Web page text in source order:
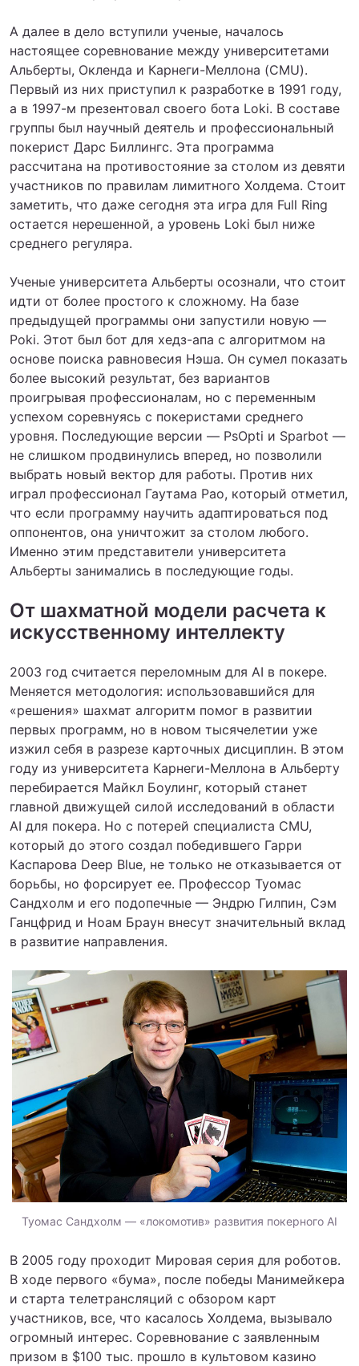
А далее в дело вступили ученые, началось
настоящее соревнование между университетами
Альберты, Окленда и Карнеги-Меллона (CMU).
Первый из них приступил к разработке в 1991 году,
а в 1997-м презентовал своего бота Loki. В составе
группы был научный деятель и профессиональный
покерист Дарс Биллингс. Эта программа
рассчитана на противостояние за столом из девяти
участников по правилам лимитного Холдема. Стоит
заметить, что даже сегодня эта игра для Full Ring
остается нерешенной, а уровень Loki был ниже
среднего регуляра.
Ученые университета Альберты осознали, что стоит
идти от более простого к сложному. На базе
предыдущей программы они запустили новую —
Poki. Этот был бот для хедз-апа с алгоритмом на
основе поиска равновесия Нэша. Он сумел показать
более высокий результат, без вариантов
проигрывая профессионалам, но с переменным
успехом соревнуясь с покеристами среднего
уровня. Последующие версии — PsOpti и Sparbot —
не слишком продвинулись вперед, но позволили
выбрать новый вектор для работы. Против них
играл профессионал Гаутама Рао, который отметил,
что если программу научить адаптироваться под
оппонентов, она уничтожит за столом любого.
Именно этим представители университета
Альберты занимались в последующие годы.
От шахматной модели расчета к
искусственному интеллекту
2003 год считается переломным для AI в покере.
Меняется методология: использовавшийся для
«решения» шахмат алгоритм помог в развитии
первых программ, но в новом тысячелетии уже
изжил себя в разрезе карточных дисциплин. В этом
году из университета Карнеги-Меллона в Альберту
перебирается Майкл Боулинг, который станет
главной движущей силой исследований в области
AI для покера. Но с потерей специалиста CMU,
который до этого создал победившего Гарри
Каспарова Deep Blue, не только не отказывается от
борьбы, но форсирует ее. Профессор Туомас
Сандхолм и его подопечные — Эндрю Гилпин, Сэм
Ганцфрид и Ноам Браун внесут значительный вклад
в развитие направления.
Туомас Сандхолм — «локомотив» развития покерного AI
В 2005 году проходит Мировая серия для роботов.
В ходе первого «бума», после победы Манимейкера
и старта телетрансляций с обзором карт
участников, все, что касалось Холдема, вызывало
огромный интерес. Соревнование с заявленным
призом в $100 тыс. прошло в культовом казино